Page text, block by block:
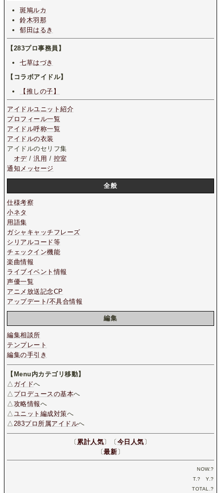
斑鳩ルカ
鈴木羽那
郁田はるき
【283プロ事務員】
七草はづき
【コラボアイドル】
【推しの子】
アイドルユニット紹介
プロフィール一覧
アイドル呼称一覧
アイドルの衣装
アイドルのセリフ集
オデ/汎用 / 控室
通知メッセージ
全般
仕様考察
小ネタ
用語集
ガシャキャッチフレーズ
シリアルコード等
チェックイン機能
楽曲情報
ライブイベント情報
声優一覧
アニメ放送記念CP
アップデート/不具合情報
編集
編集相談所
テンプレート
編集の手引き
【Menu内カテゴリ移動】
△ ガイドへ
△ プロデュースの基本へ
△攻略情報へ
△ユニット編成対策へ
△283プロ所属アイドルへ
〔累計人気〕〔今日人気〕
〔最新〕
NOW.?
T.? Y.?
TOTAL.?